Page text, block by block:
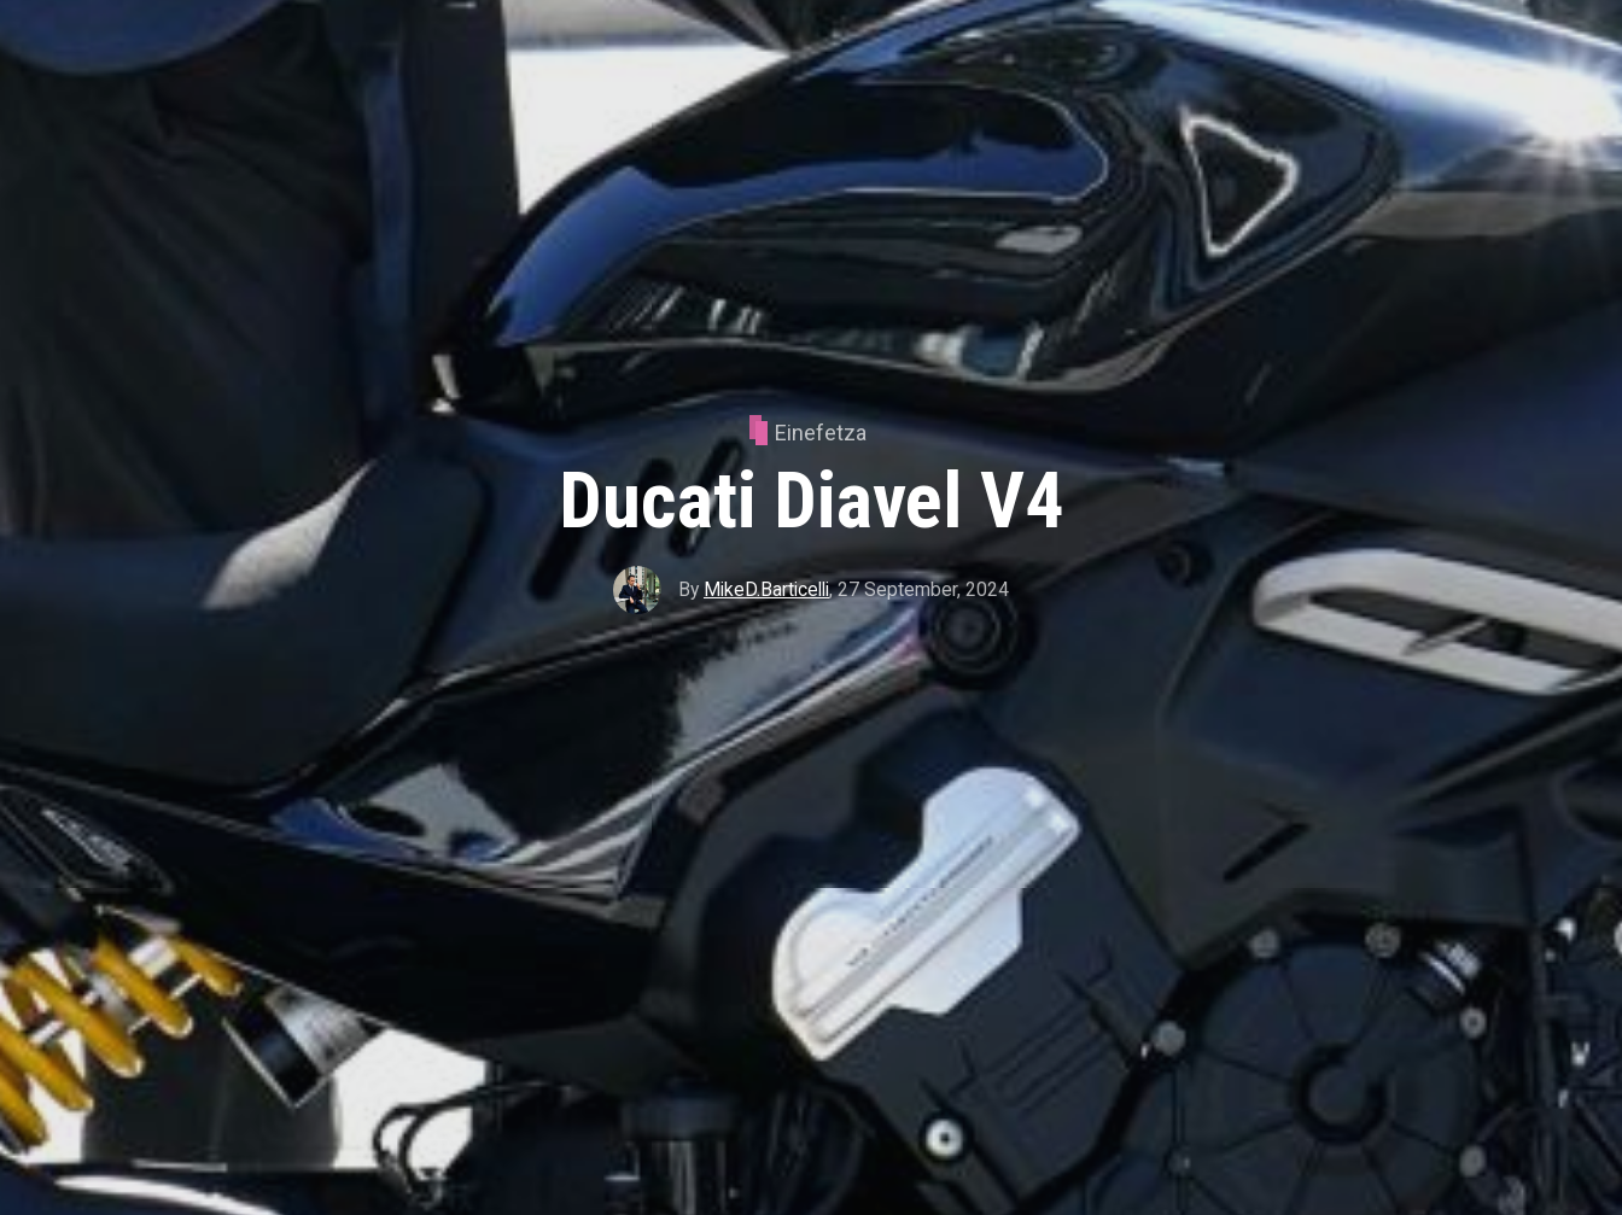
Einefetza
Ducati Diavel V4
By MikeD.Barticelli,27 September, 2024